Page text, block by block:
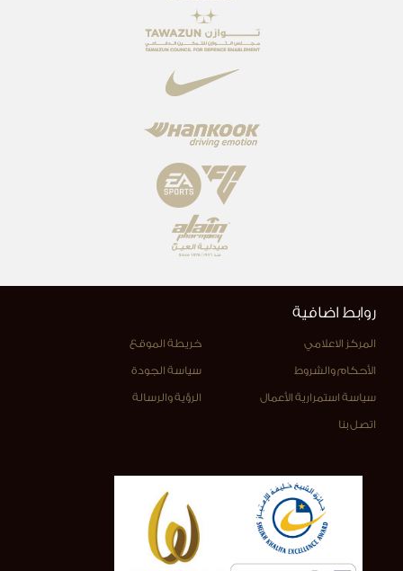
روابط اضافية
المركز الاعلامي خريطة الموقع
الأحكام والشروط سياسة الجودة
سياسة استمرارية الأعمال الرؤية والرسالة
اتصل بنا